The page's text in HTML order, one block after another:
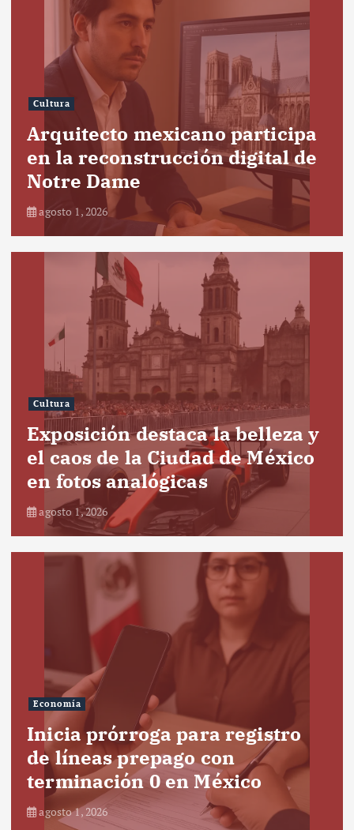
Cultura
Arquitecto mexicano participa
en la reconstrucción digital de
Notre Dame
agosto 1, 2026
Cultura
Exposición destaca la belleza y
el caos de la Ciudad de México
en fotos analógicas
agosto 1, 2026
Economía
Inicia prórroga para registro
de líneas prepago con
terminación 0 en México
agosto 1, 2026